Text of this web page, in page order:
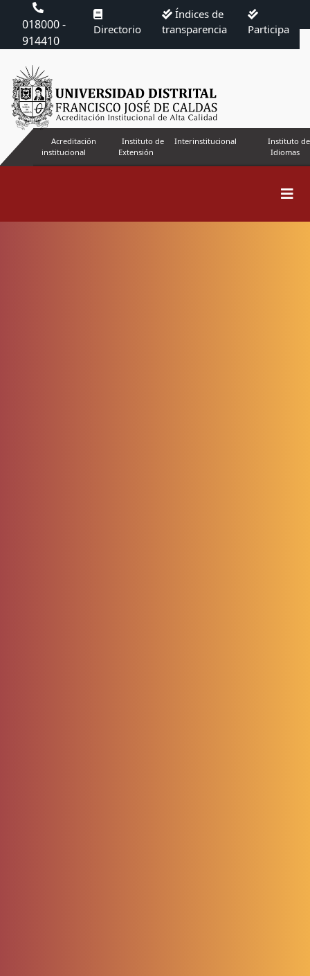
018000 -
914410
Directorio
Índices de
transparencia
Participa
Acreditación
institucional
Instituto de
Extensión
Interinstitucional
Instituto de
Idiomas